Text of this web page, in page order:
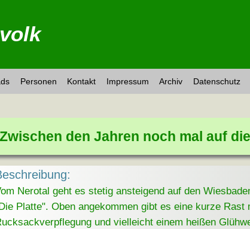
Personen Kontakt Impressum Archiv Datenschutz
Zwischen den Jahren noch mal auf
Nerotal geht es stetig ansteigend auf den
Platte". Oben angekommen gibt es eine kurze Rast
und vielleicht einem heißen